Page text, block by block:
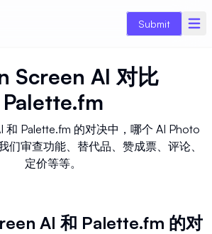
Submit
Screen AI 对比
Palette.fm
和 Palette.fm 的对决中，哪个 AI Photo
们审查功能、替代品、赞成票、评论、
定价等等。
AI 和 Palette.fm 的对